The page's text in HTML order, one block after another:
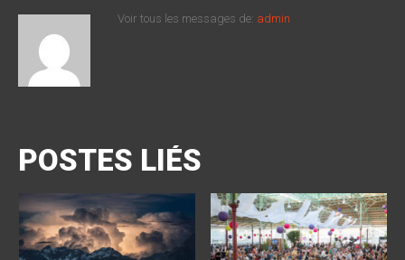
Voir tous les messages de: admin
POSTES LIÉS